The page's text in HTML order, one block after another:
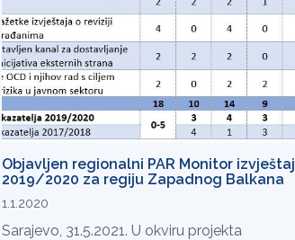
Objavljen regionalni PAR Monitor izvještaj
2019/2020 za regiju Zapadnog Balkana
1.1.2020
Sarajevo, 31.5.2021. U okviru projekta